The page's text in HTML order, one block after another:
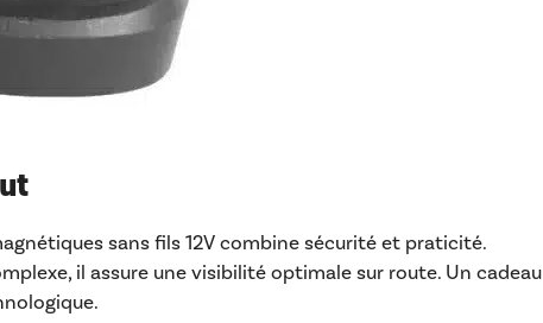
sans fils 12V combine sécurité et praticité.
il assure une visibilité optimale sur route. Un cadeau